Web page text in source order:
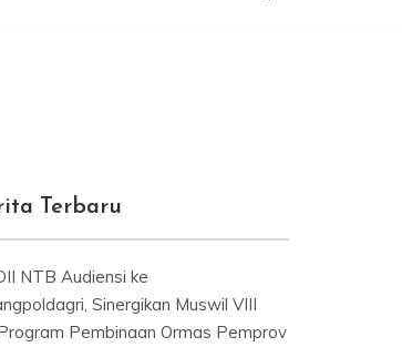
Terbaru
NTB Audiensi ke
Sinergikan Muswil VIII
Pembinaan Ormas Pemprov